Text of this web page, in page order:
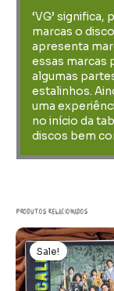
‘VG’
marcas o
apresenta
essas marcas
algumas
estalinhos.
uma
no início da
discos bem
Produtos relacionados
Sale!
O
preço
original
era: